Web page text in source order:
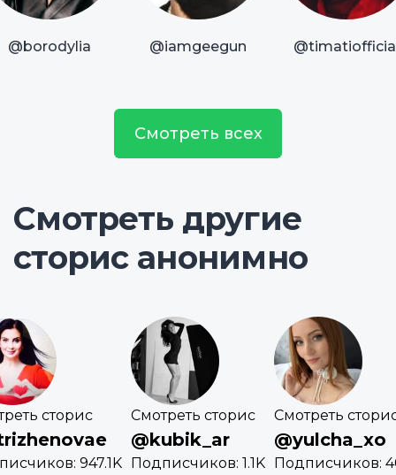
@borodylia @iamgeegun
Смотреть всех
Смотреть другие
сторис анонимно
сторис
947.1K
Смотреть сторис
@kubik_ar
Подписчиков: 1.1K
Смотреть
@yulcha_xo
Подписчиков: